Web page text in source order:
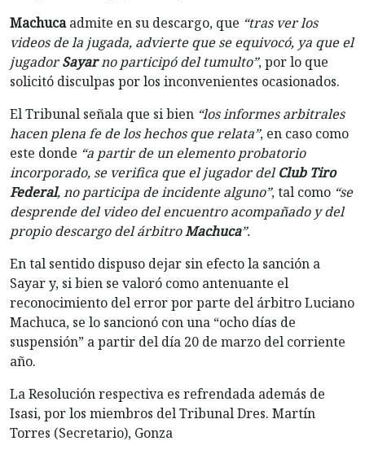
Machucaadmite en su descargo, que “tras ver los
videos de la jugada, advierte que se equivocó, ya que el
jugadorSayarno participó del tumulto”, por lo que
solicitó disculpas por los inconvenientes ocasionados.
El Tribunal señala que si bien “los informes arbitrales
hacen plena fe de los hechos que relata”, en caso como
este donde “a partir de un elemento probatorio
incorporado, se verifica que el jugador delClub Tiro
Federal, no participa de incidente alguno”, tal como “se
desprende del video del encuentro acompañado y del
propio descargo del árbitroMachuca”.
En tal sentido dispuso dejar sin efecto la sanción a
Sayar y, si bien se valoró como antenuante el
reconocimiento del error por parte del árbitro Luciano
Machuca, se lo sancionó con una “ocho días de
suspensión” a partir del día 20 de marzo del corriente
año.
La Resolución respectiva es refrendada además de
Isasi, por los miembros del Tribunal Dres. Martín
Torres (Secretario), Gonza